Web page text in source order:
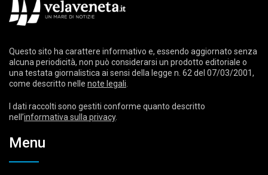
Questo sito ha carattere informativo e, essendo aggiornato senza
alcuna periodicità, non può considerarsi un prodotto editoriale o
una testata giornalistica ai sensi della legge n. 62 del 07/03/2001,
come descritto nelle note legali
I dati raccolti sono gestiti conforme quanto descritto
nell’informativa sulla privacy.
Menu